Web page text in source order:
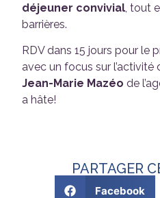
déjeuner convivial , tout
barrières.
RDV dans 15 jours pour le
avec un focus sur l’activité
Jean-Marie Mazéo de
a hâte!
PARTAGER
Facebook